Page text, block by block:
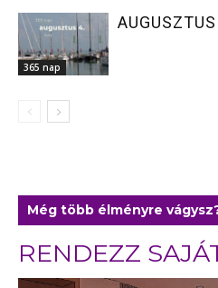
365 nap
Még több élményre
RENDEZZ